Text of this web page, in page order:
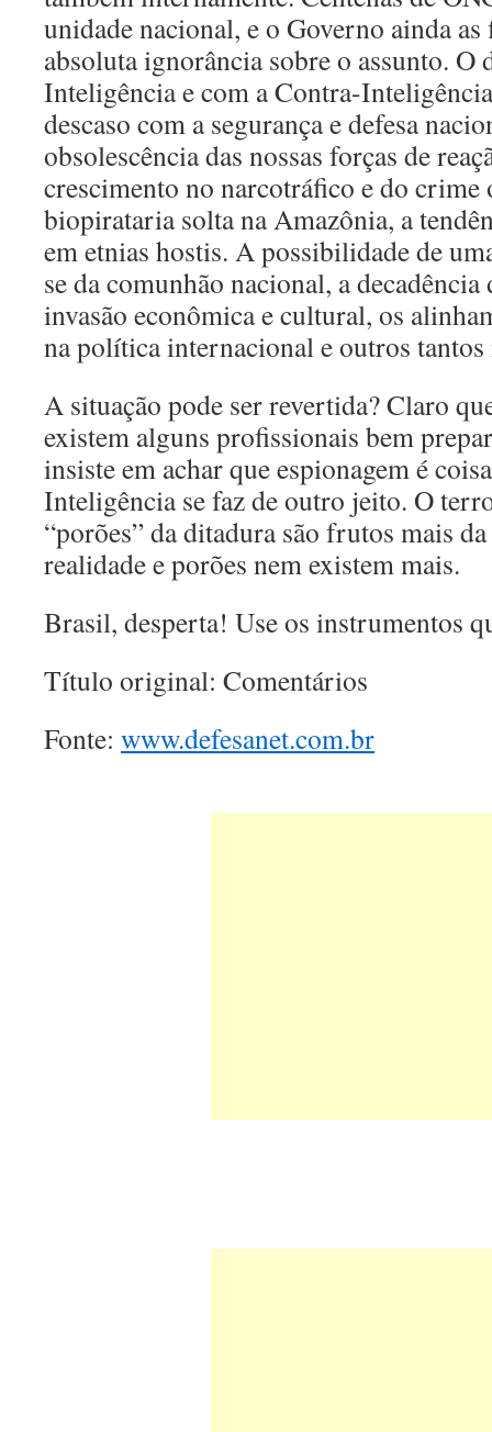
unidade nacional, e o Governo ainda
absoluta ignorância sobre o assunto. O
Inteligência e com a Contra-
descaso com a segurança e defesa
obsolescência das nossas forças de
crescimento no narcotráfico e do crime
biopirataria solta na Amazônia, a
em etnias hostis. A possibilidade de
se da comunhão nacional, a
invasão econômica e cultural, os
na política internacional e outros tantos
A situação pode ser revertida? Claro
existem alguns profissionais bem
insiste em achar que espionagem é
Inteligência se faz de outro jeito. O
“porões” da ditadura são frutos mais
realidade e porões nem existem mais.
Brasil, desperta! Use os instrumentos
Título original: Comentários
Fonte: www.defesanet.com.br